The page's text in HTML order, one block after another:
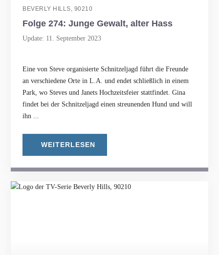
BEVERLY HILLS, 90210
Folge 274: Junge Gewalt, alter Hass
Update: 11. September 2023
Eine von Steve organisierte Schnitzeljagd führt die Freunde
an verschiedene Orte in L.A. und endet schließlich in einem
Park, wo Steves und Janets Hochzeitsfeier stattfindet. Gina
findet bei der Schnitzeljagd einen streunenden Hund und will
ihn ...
WEITERLESEN